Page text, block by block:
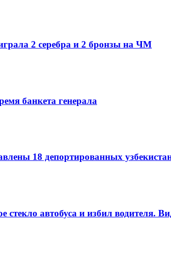
2 серебра и 2 бронзы на ЧМ
банкета генерала
18 депортированных
автобуса и избил водителя.